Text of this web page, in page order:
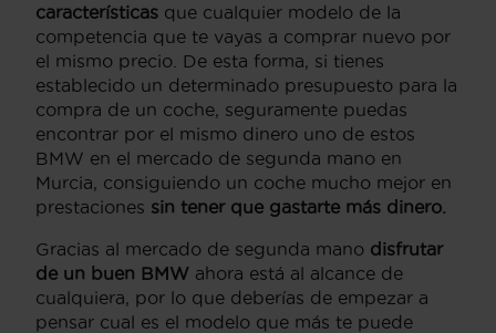
características que cualquier modelo de la
competencia que te vayas a comprar nuevo por
el mismo precio. De esta forma, si tienes
establecido un determinado presupuesto para la
compra de un coche, seguramente puedas
encontrar por el mismo dinero uno de estos
BMW en el mercado de segunda mano en
Murcia, consiguiendo un coche mucho mejor en
prestaciones sin tener que gastarte más dinero.
Gracias al mercado de segunda mano disfrutar
de un buen BMW ahora está al alcance de
cualquiera, por lo que deberías de empezar a
pensar cual es el modelo que más te puede